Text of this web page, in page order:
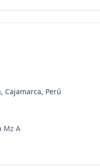
Cajamarca, Perú
Mz A